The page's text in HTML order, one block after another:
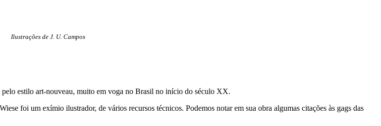
Ilustrações de J. U. Campos
estilo art-nouveau, muito em voga no Brasil no início do século XX.
foi um exímio ilustrador, de vários recursos técnicos. Podemos notar em sua obra algumas citações às gags das